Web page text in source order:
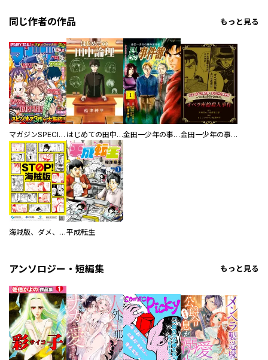
同じ作者の作品 もっと見る
マガジンSPECIAL はじめての田中論理 金田一少年の事件簿外伝 犯人たちの事件簿 金田一少年の事件簿と犯人たちの事件簿 一つにまとめちゃいました。
海賊版、ダメ、絶対。～「STOP！ 海賊版」漫画描きおろし16作品集～平成転生
アンソロジー・短編集 もっと見る